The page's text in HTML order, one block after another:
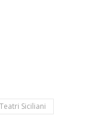
Teatri Siciliani